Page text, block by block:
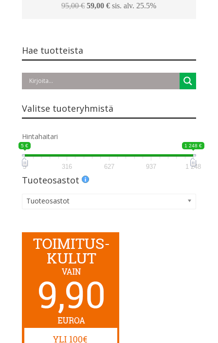
95,00€ Alkuperäinen
59,00€Nykyinen
sis. alv. 25.5%
Hae tuotteista
Valitse tuoteryhmistä
Hintahaitari
5 € 1 248 €
5 316 627 937 1 248
Tuoteosastot
Tuoteosastot